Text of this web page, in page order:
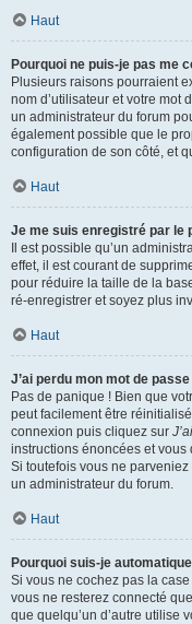
Haut
Pourquoi ne puis-je pas me
Plusieurs raisons pourraient
nom d’utilisateur et votre mot
un administrateur du forum
également possible que le
configuration de son côté, et
Haut
Je me suis enregistré par le
Il est possible qu’un
effet, il est courant de
pour réduire la taille de la
ré-enregistrer et soyez plus
Haut
J’ai perdu mon mot de passe
Pas de panique ! Bien que
peut facilement être
connexion puis cliquez sur
instructions énoncées et
Si toutefois vous ne
un administrateur du forum.
Haut
Pourquoi suis-je
Si vous ne cochez pas la case
vous ne resterez connecté
que quelqu’un d’autre utilise